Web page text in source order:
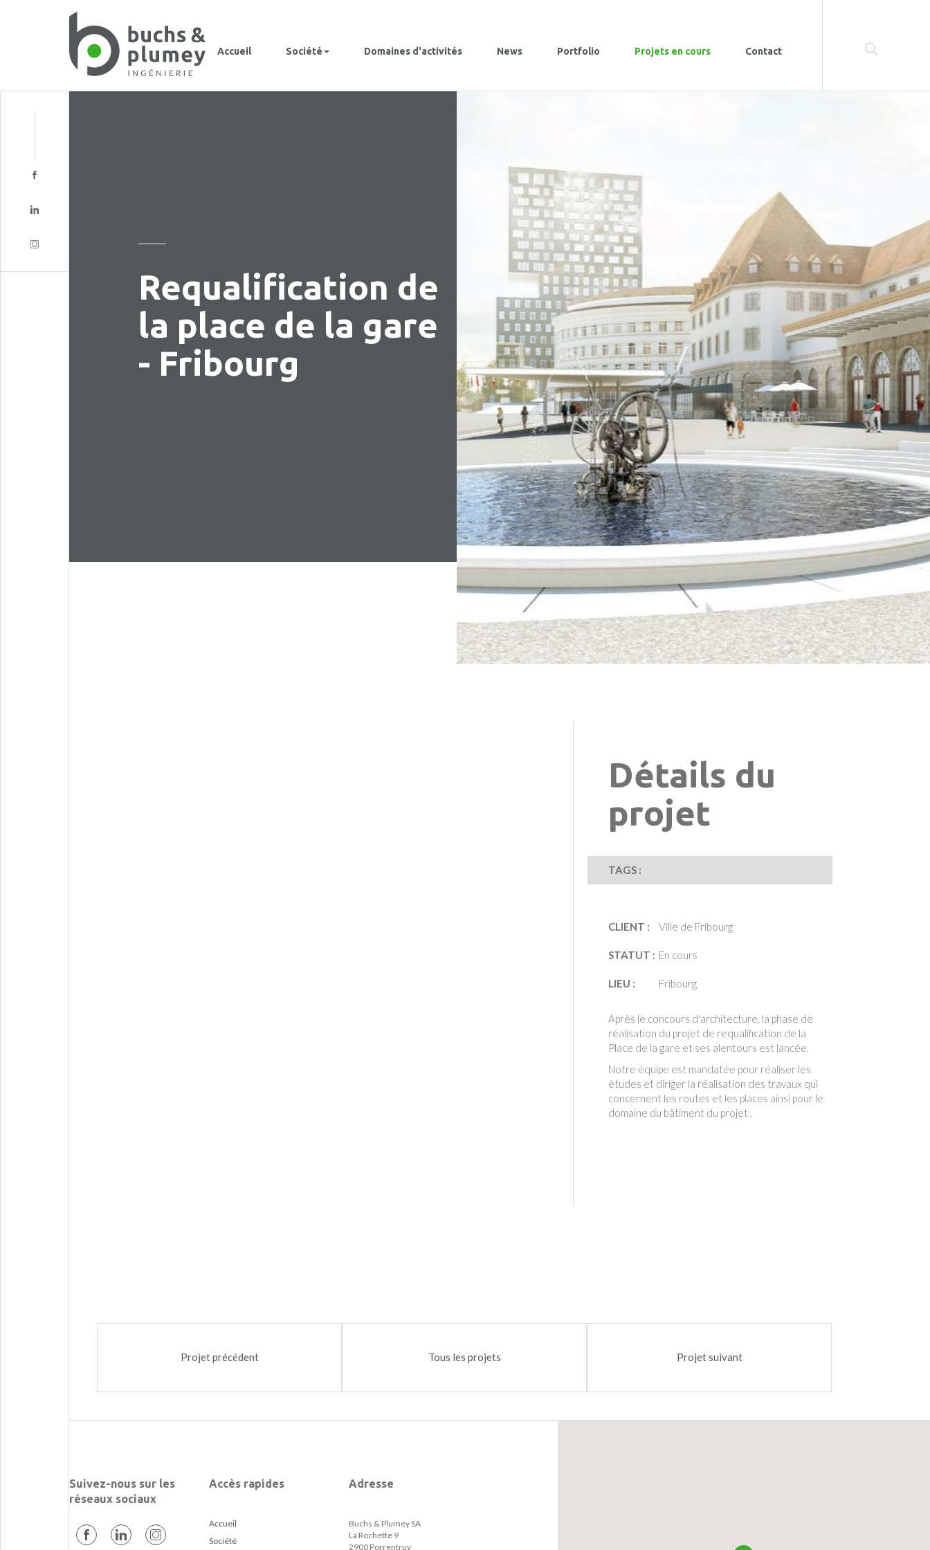
Accueil Société Domaines d'activités News Portfolio Projets en cours Contact
Requalification de
la place de la gare
- Fribourg
Détails du
projet
TAGS :
CLIENT : Ville de Fribourg
STATUT : En cours
LIEU : Fribourg
Après le concours d'architecture, la phase de
réalisation du projet de requalification de la
Place de la gare et ses alentours est lancée.
Notre équipe est mandatée pour réaliser les
études et diriger la réalisation des travaux qui
concernent les routes et les places ainsi pour le
domaine du bâtiment du projet .
Projet précédent Tous les projets Projet suivant
Suivez-nous sur les
réseaux sociaux
Accès rapides
Accueil
Société
Adresse
Buchs & Plumey SA
La Rochette 9
2900 Porrentruy